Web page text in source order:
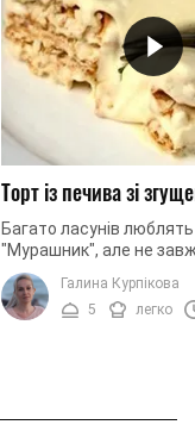
Торт із печива зі
Багато ласунів
"Мурашник", але не
виділити час, щоб
традиційний вид цього
таких випадків існує ...
Галина Курпікова
5
легко